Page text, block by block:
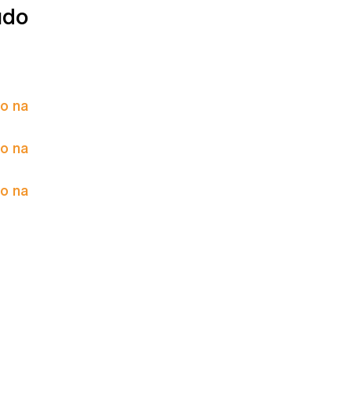
na
na
na